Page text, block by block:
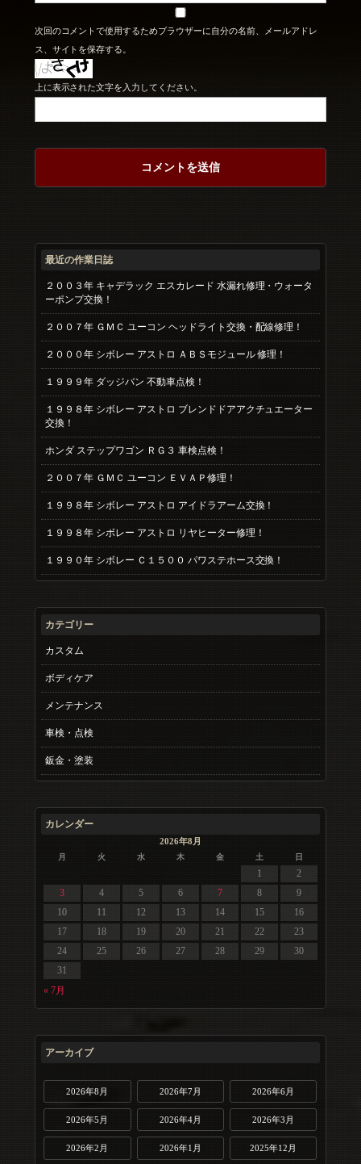
次回のコメントで使用するためブラウザーに自分の名前、メールアドレ
ス、サイトを保存する。
上に表示された文字を入力してください。
最近の作業日誌
２００３年 キャデラック エスカレード 水漏れ修理・ウォータ
ーポンプ交換！
２００７年 ＧＭＣ ユーコン ヘッドライト交換・配線修理！
２０００年 シボレー アストロ ＡＢＳモジュール 修理！
１９９９年 ダッジバン 不動車点検！
１９９８年 シボレー アストロ ブレンドドアアクチュエーター
交換！
ホンダ ステップワゴン ＲＧ３ 車検点検！
２００７年 ＧＭＣ ユーコン ＥＶＡＰ修理！
１９９８年 シボレー アストロ アイドラアーム交換！
１９９８年 シボレー アストロ リヤヒーター修理！
１９９０年 シボレー Ｃ１５００ パワステホース交換！
カテゴリー
カスタム
ボディケア
メンテナンス
車検・点検
鈑金・塗装
カレンダー
2026年8月
月 火 水 木 金 土 日
« 7月
1
2
3
4 5 6 7 8
9
10
11 12 13 14 15
16
17
18 19 20 21 22
23
24
25 26 27 28 29
30
31
アーカイブ
2026年8月 2026年7月 2026年6月
2026年5月 2026年4月 2026年3月
2026年2月 2026年1月 2025年12月